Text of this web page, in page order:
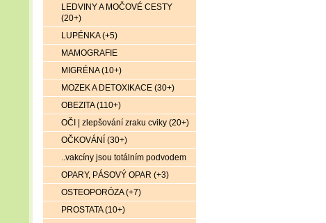
LEDVINY A MOČOVÉ CESTY
(20+)
LUPÉNKA (+5)
MAMOGRAFIE
MIGRÉNA (10+)
MOZEK A DETOXIKACE (30+)
OBEZITA (110+)
OČI | zlepšování zraku cviky (20+)
OČKOVÁNÍ (30+)
..vakcíny jsou totálním podvodem
OPARY, PÁSOVÝ OPAR (+3)
OSTEOPORÓZA (+7)
PROSTATA (10+)